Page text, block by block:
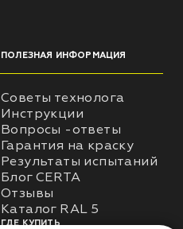
ПОЛЕЗНАЯ ИНФОРМАЦИЯ
Советы технолога
Инструкции
Вопросы -ответы
Гарантия на краску
Результаты испытаний
Блог CERTA
Отзывы
Каталог RAL 5
ГДЕ КУПИТЬ